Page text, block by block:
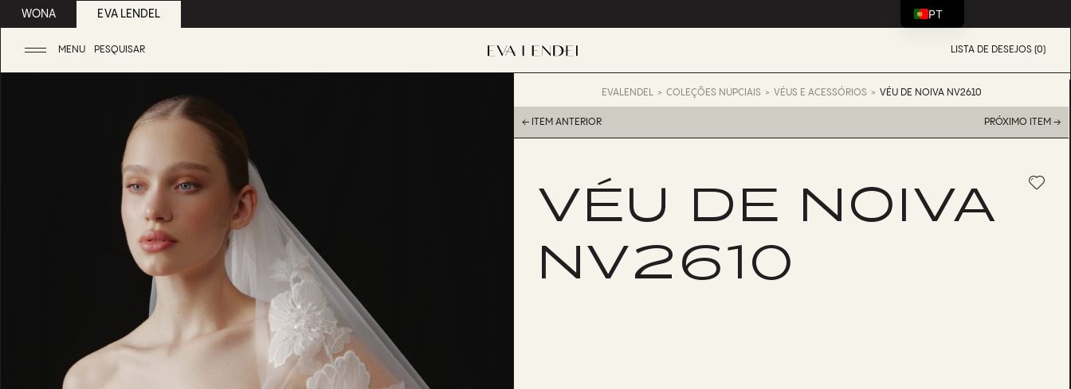
WONA EVA LENDEL
MENU PESQUISAR LISTA DE DESEJOS (0)
EVALENDEL COLEÇÕES NUPCIAIS VÉUS E ACESSÓRIOS VÉU DE NOIVA NV2610
← ITEM ANTERIOR PRÓXIMO ITEM →
VÉU DE NOIVA
NV2610
PT